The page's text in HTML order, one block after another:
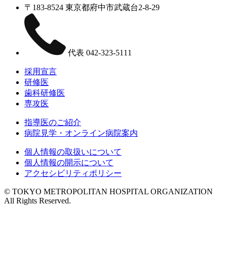
〒183-8524 東京都府中市武蔵台2-8-29
代表 042-323-5111
採用宣言
研修医
歯科研修医
専攻医
指導医のご紹介
病院見学・オンライン病院案内
個人情報の取扱いについて
個人情報の開示について
アクセシビリティポリシー
© TOKYO METROPOLITAN HOSPITAL ORGANIZATION
All Rights Reserved.